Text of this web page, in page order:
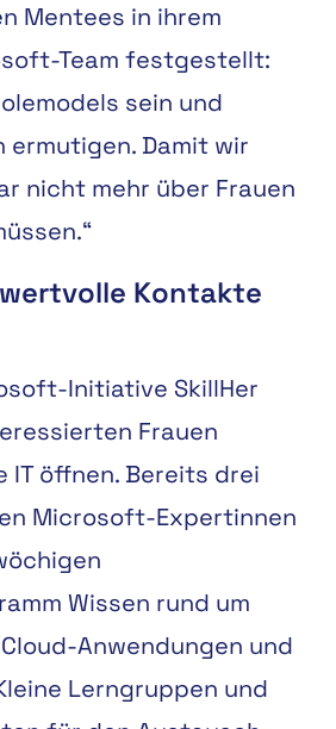
Mentees in ihrem
Team festgestellt:
sein und
ermutigen. Damit wir
nicht mehr über Frauen
Kontakte
Initiative SkillHer
Frauen
IT öffnen. Bereits drei
Microsoft-Expertinnen
Wissen rund um
Anwendungen und
Lerngruppen und